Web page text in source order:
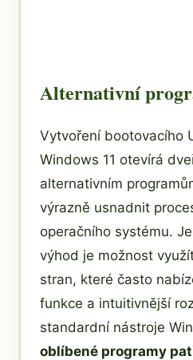
Alternativní
Vytvoření bootovacího
Windows 11 otevírá
alternativním
výrazně usnadnit
operačního systému.
výhod je možnost
stran, které často
funkce a intuitivnější
standardní nástroje
oblíbené programy